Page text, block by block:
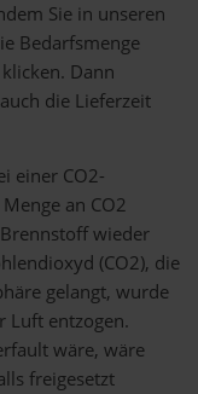
Sie in unseren
Bedarfsmenge
Dann
die Lieferzeit
einer CO2-
an CO2
wieder
(CO2), die
gelangt, wurde
Luft entzogen.
wäre, wäre
freigesetzt